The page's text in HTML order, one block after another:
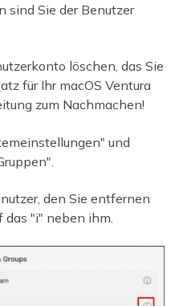
sind Sie der Benutzer
löschen, das Sie
für Ihr macOS Ventura
zum Nachmachen!
und
den Sie entfernen
das "i" neben ihm.